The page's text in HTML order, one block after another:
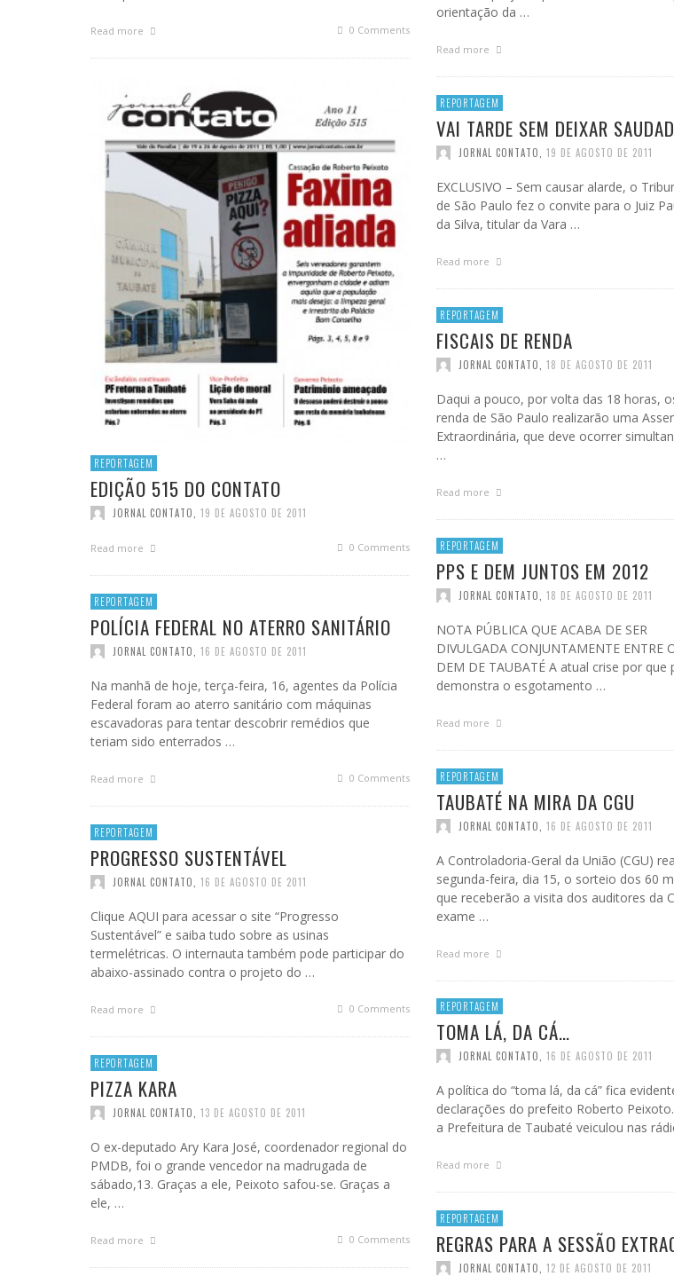
Read more 0 Comments
orientação da …
Read more
REPORTAGEM
EDIÇÃO 515 DO CONTATO
JORNAL CONTATO 19 DE AGOSTO DE 2011
Read more 0 Comments
REPORTAGEM
VAI TARDE SEM DEIXAR
JORNAL CONTATO 19 DE AGOSTO DE 2011
EXCLUSIVO – Sem causar alarde, o
de São Paulo fez o convite para o Juiz
da Silva, titular da Vara …
Read more
REPORTAGEM
FISCAIS DE RENDA
JORNAL CONTATO 18 DE AGOSTO DE 2011
Daqui a pouco, por volta das 18 horas,
renda de São Paulo realizarão uma
Extraordinária, que deve ocorrer
…
Read more
REPORTAGEM
PPS E DEM JUNTOS EM 2012
JORNAL CONTATO 18 DE AGOSTO DE 2011
NOTA PÚBLICA QUE ACABA DE SER
DIVULGADA CONJUNTAMENTE ENTRE
DEM DE TAUBATÉ A atual crise por que
demonstra o esgotamento …
Read more
REPORTAGEM
POLÍCIA FEDERAL NO ATERRO SANITÁRIO
JORNAL CONTATO 16 DE AGOSTO DE 2011
Na manhã de hoje, terça-feira, 16, agentes da Polícia
Federal foram ao aterro sanitário com máquinas
escavadoras para tentar descobrir remédios que
teriam sido enterrados …
Read more 0 Comments REPORTAGEM
TAUBATÉ NA MIRA DA CGU
JORNAL CONTATO 16 DE AGOSTO DE 2011
A Controladoria-Geral da União (CGU)
segunda-feira, dia 15, o sorteio dos 60
que receberão a visita dos auditores da
exame …
Read more
REPORTAGEM
PROGRESSO SUSTENTÁVEL
JORNAL CONTATO 16 DE AGOSTO DE 2011
Clique AQUI para acessar o site “Progresso
Sustentável” e saiba tudo sobre as usinas
termelétricas. O internauta também pode participar do
abaixo-assinado contra o projeto do …
Read more 0 Comments REPORTAGEM
TOMA LÁ, DA CÁ…
JORNAL CONTATO 16 DE AGOSTO DE 2011
A política do “toma lá, da cá” fica
declarações do prefeito Roberto
a Prefeitura de Taubaté veiculou nas
Read more
REPORTAGEM
PIZZA KARA
JORNAL CONTATO 13 DE AGOSTO DE 2011
O ex-deputado Ary Kara José, coordenador regional do
PMDB, foi o grande vencedor na madrugada de
sábado,13. Graças a ele, Peixoto safou-se. Graças a
ele, …
Read more 0 Comments
REPORTAGEM
REGRAS PARA A SESSÃO
JORNAL CONTATO 12 DE AGOSTO DE 2011